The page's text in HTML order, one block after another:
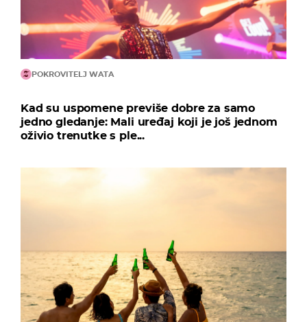
POKROVITELJ WATA
Kad su uspomene previše dobre za samo
jedno gledanje: Mali uređaj koji je još jednom
oživio trenutke s ple...